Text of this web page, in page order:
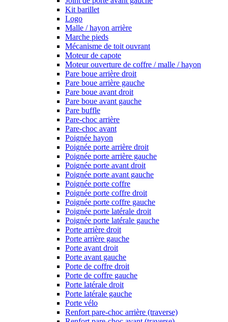
Kit barillet
Logo
Malle / hayon arrière
Marche pieds
Mécanisme de toit ouvrant
Moteur de capote
Moteur ouverture de coffre / malle / hayon
Pare boue arrière droit
Pare boue arrière gauche
Pare boue avant droit
Pare boue avant gauche
Pare buffle
Pare-choc arrière
Pare-choc avant
Poignée hayon
Poignée porte arrière droit
Poignée porte arrière gauche
Poignée porte avant droit
Poignée porte avant gauche
Poignée porte coffre
Poignée porte coffre droit
Poignée porte coffre gauche
Poignée porte latérale droit
Poignée porte latérale gauche
Porte arrière droit
Porte arrière gauche
Porte avant droit
Porte avant gauche
Porte de coffre droit
Porte de coffre gauche
Porte latérale droit
Porte latérale gauche
Porte vélo
Renfort pare-choc arrière (traverse)